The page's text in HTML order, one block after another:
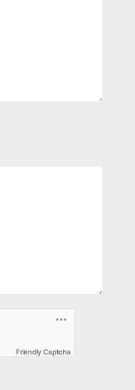
Friendly Captcha